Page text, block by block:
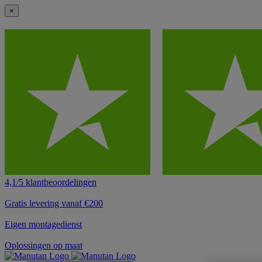
×
4,1/5 klantbeoordelingen
Gratis levering vanaf €200
Eigen montagedienst
Oplossingen op maat